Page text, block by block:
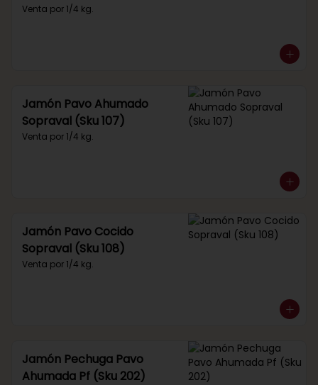
Venta por 1/4 kg.
Jamón Pavo Ahumado
Sopraval (Sku 107)
Venta por 1/4 kg.
Jamón Pavo Cocido
Sopraval (Sku 108)
Venta por 1/4 kg.
Jamón Pechuga Pavo
Ahumada Pf (Sku 202)